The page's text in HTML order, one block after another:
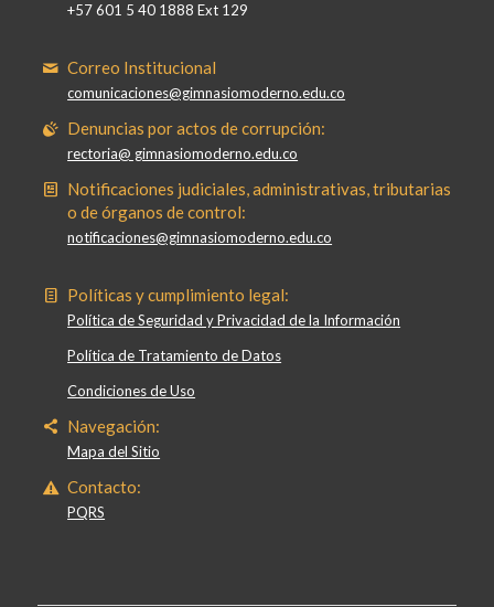
+57 601 5 40 1888 Ext 129
Correo Institucional
comunicaciones@gimnasiomoderno.edu.co
Denuncias por actos de corrupción:
rectoria@ gimnasiomoderno.edu.co
Notificaciones judiciales, administrativas, tributarias
o de órganos de control:
notificaciones@gimnasiomoderno.edu.co
Políticas y cumplimiento legal:
Política de Seguridad y Privacidad de la Información
Política de Tratamiento de Datos
Condiciones de Uso
Navegación:
Mapa del Sitio
Contacto:
PQRS